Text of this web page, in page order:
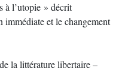
à l’utopie » décrit
immédiate et le changement
la littérature libertaire –